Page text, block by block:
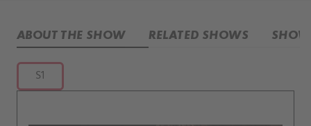
ABOUT THE SHOW RELATED SHOWS
S1